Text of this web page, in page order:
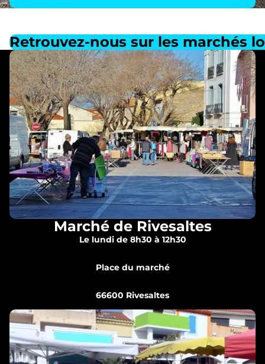
Retrouvez-nous sur les marchés
Marché de Rivesaltes
Le lundi de 8h30 à 12h30
Place du marché
66600 Rivesaltes